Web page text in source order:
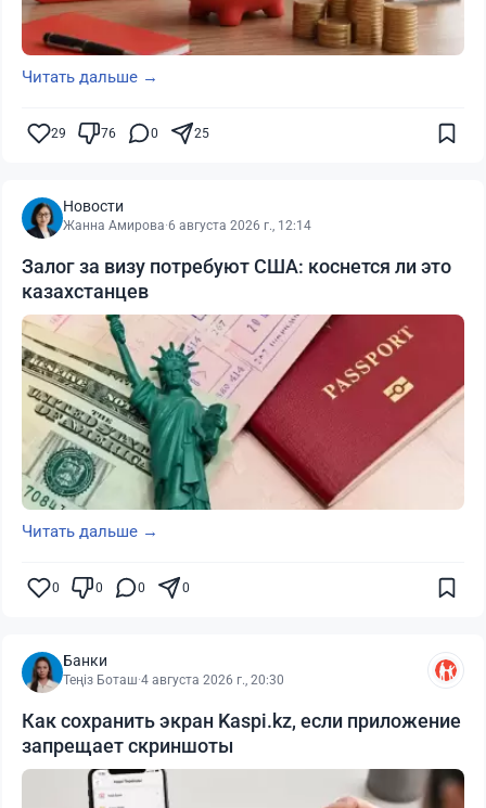
Читать дальше →
29 76 0 25
Новости
Жанна Амирова·6 августа 2026 г., 12:14
Залог за визу потребуют США: коснется ли это
казахстанцев
Читать дальше →
0 0 0 0
Банки
Теңіз Боташ·4 августа 2026 г., 20:30
Как сохранить экран Kaspi.kz, если приложение
запрещает скриншоты